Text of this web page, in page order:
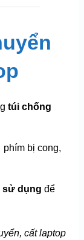
túi chống
bị cong,
sử dụng để
cất laptop